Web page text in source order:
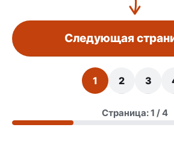
Следующая
1 2 3
Страница: 1 / 4